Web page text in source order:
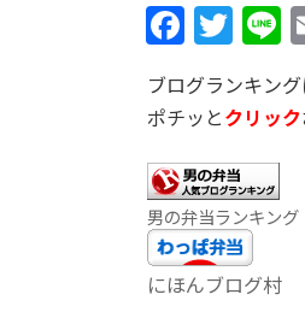
F
ac
e
b
o
o
k
T
itt
er
n
e
ブログランキング
ポチッと クリック
男の弁当ランキング
にほんブログ村